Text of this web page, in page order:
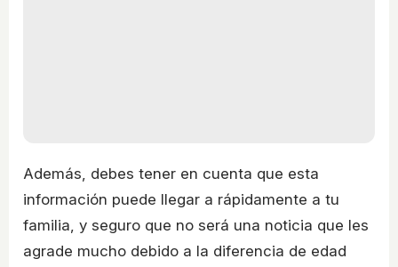
Además, debes tener en cuenta que esta
información puede llegar a rápidamente a tu
familia, y seguro que no será una noticia que les
agrade mucho debido a la diferencia de edad